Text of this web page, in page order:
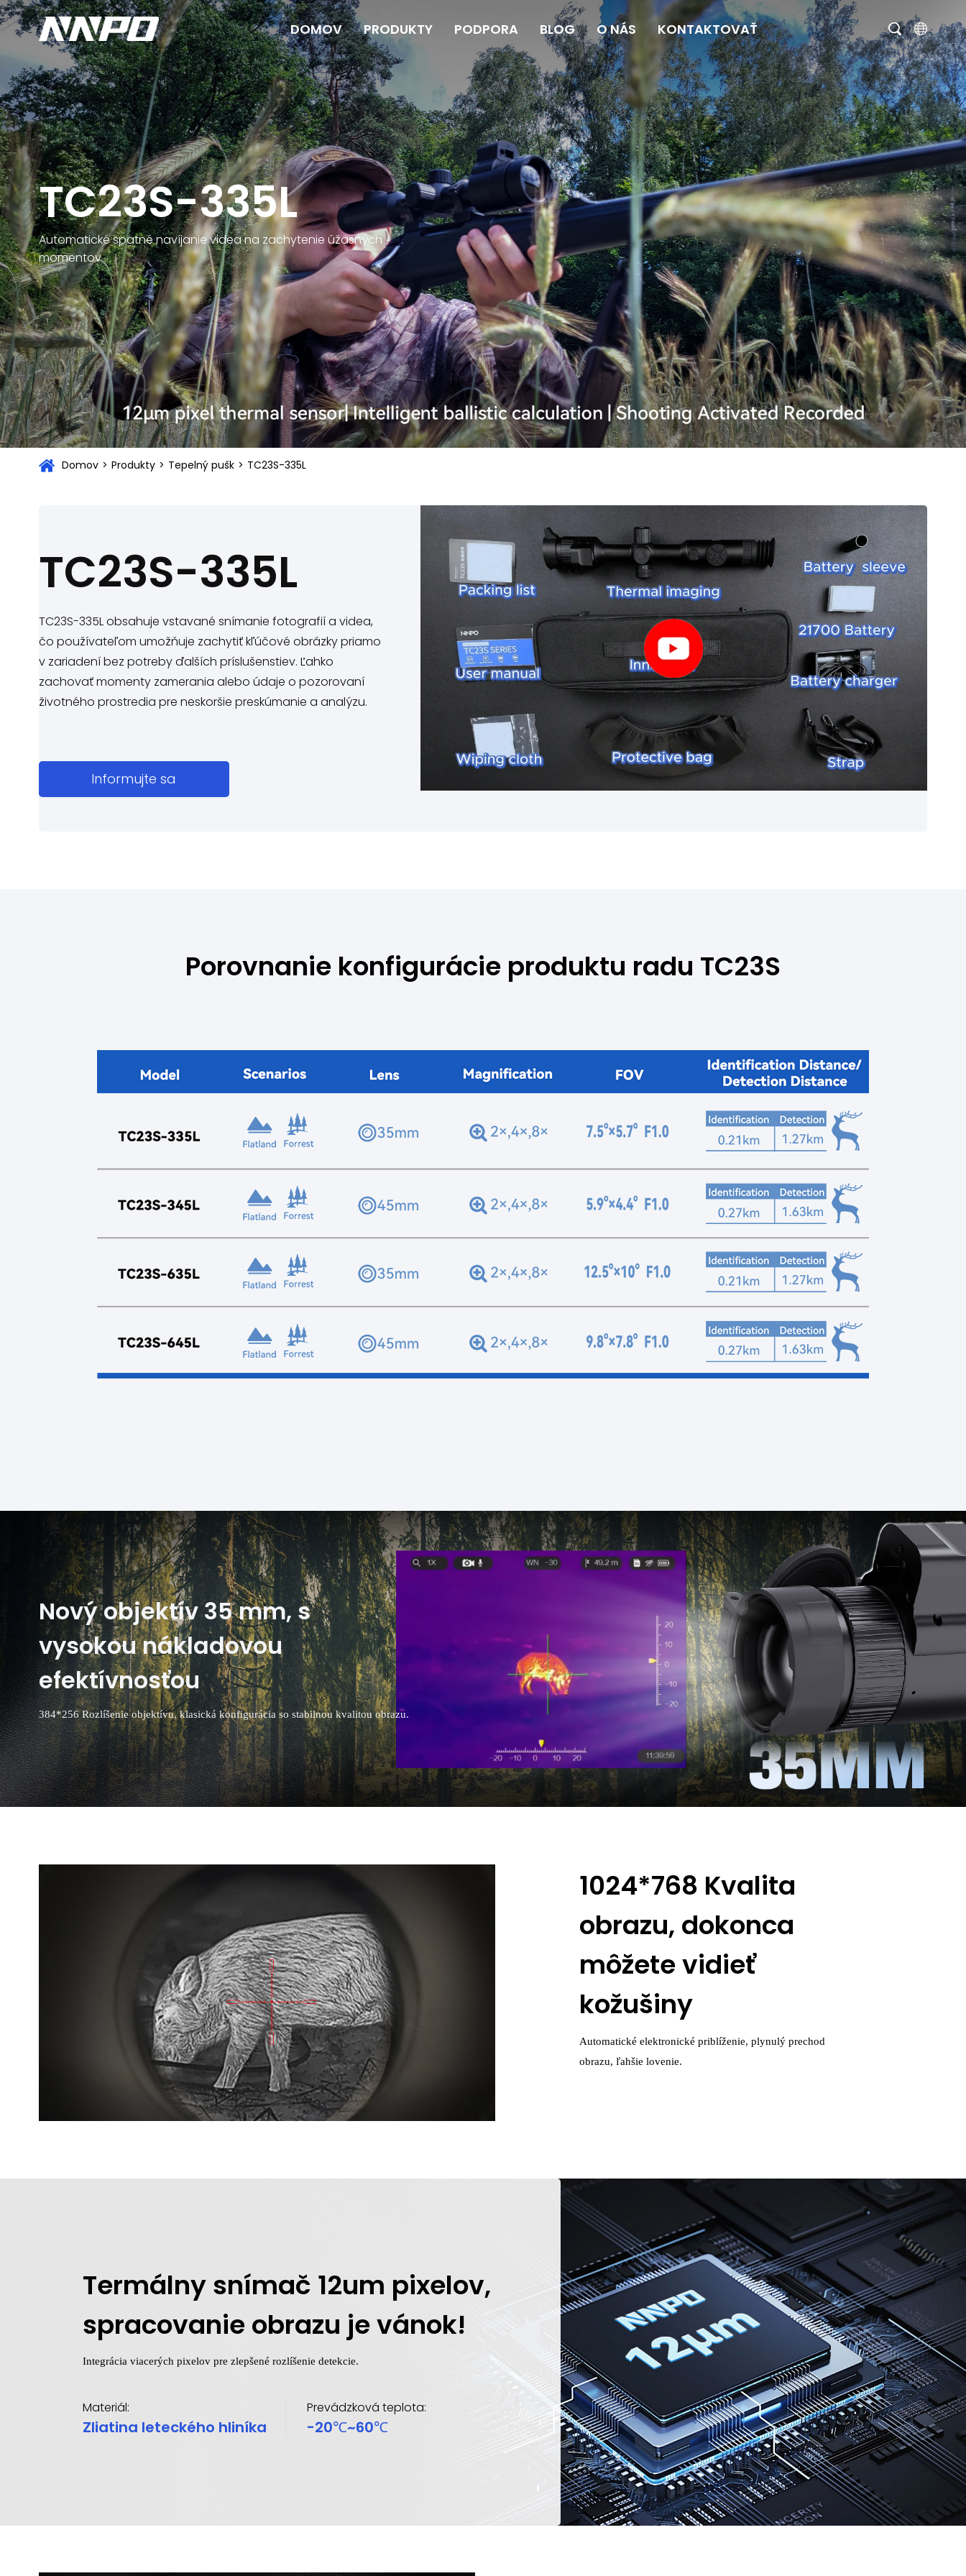
DOMOV PRODUKTY PODPORA BLOG O NÁS KONTAKTOVAŤ
English
čeština
Deutsch
Français
Italiano
Português
Brasil
Русский
slovenský
Español
TC23S-335L
Automatické spätné navíjanie videa na zachytenie úžasných
momentov
Domov > Produkty > Tepelný pušk > TC23S-335L
TC23S-335L
TC23S-335L obsahuje vstavané snímanie fotografií a videa,
čo používateľom umožňuje zachytiť kľúčové obrázky priamo
v zariadení bez potreby ďalších príslušenstiev. Ľahko
zachovať momenty zamerania alebo údaje o pozorovaní
životného prostredia pre neskoršie preskúmanie a analýzu.
Informujte sa
Porovnanie konfigurácie produktu radu TC23S
Nový objektív 35 mm, s
vysokou nákladovou
efektívnosťou
384*256 Rozlíšenie objektívu, klasická konfigurácia so stabilnou kvalitou obrazu.
1024*768 Kvalita
obrazu, dokonca
môžete vidieť
kožušiny
Automatické elektronické priblíženie, plynulý prechod
obrazu, ľahšie lovenie.
Termálny snímač 12um pixelov,
spracovanie obrazu je vánok!
Integrácia viacerých pixelov pre zlepšené rozlíšenie detekcie.
Materiál:
Zliatina leteckého hliníka
Prevádzková teplota:
-20℃~60℃